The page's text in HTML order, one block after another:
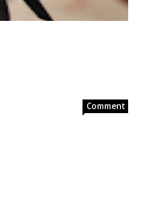
Comment